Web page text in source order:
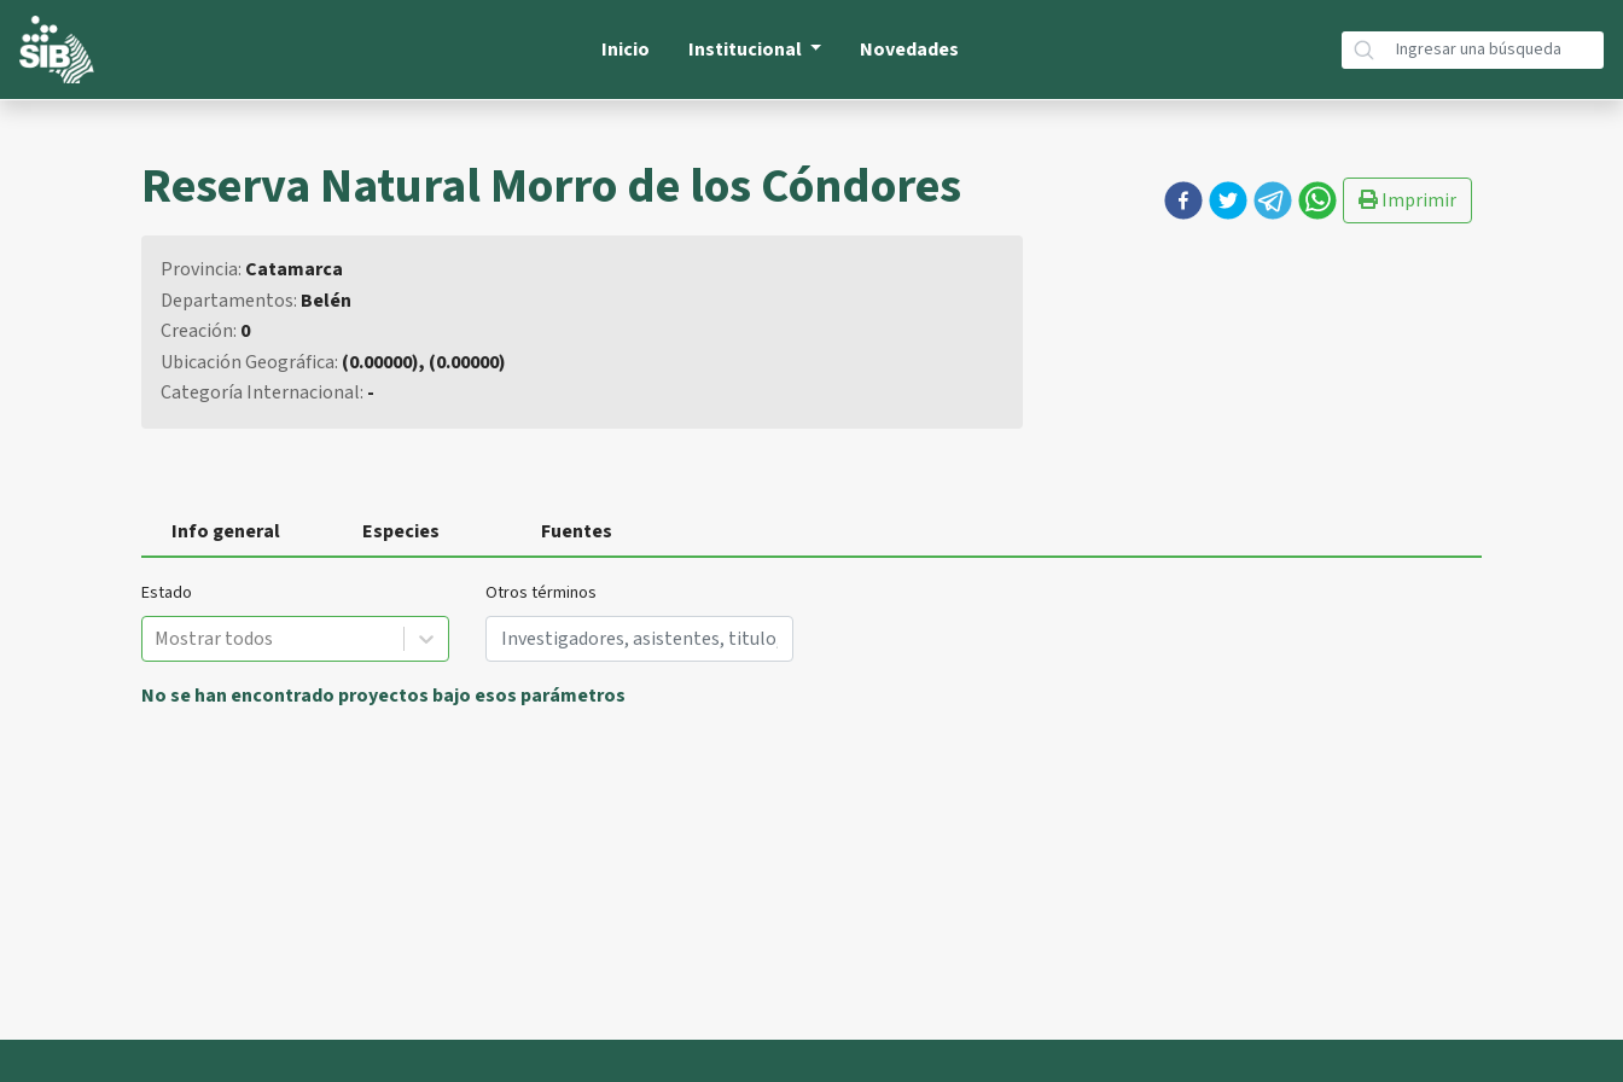
Inicio Institucional Novedades
Imprimir
Reserva Natural Morro de los Cóndores
Provincia: Catamarca
Departamentos: Belén
Creación: 0
Ubicación Geográfica: (0.00000), (0.00000)
Categoría Internacional: -
Info general Especies Fuentes
Estado
Mostrar todos
Otros términos
No se han encontrado proyectos bajo esos parámetros